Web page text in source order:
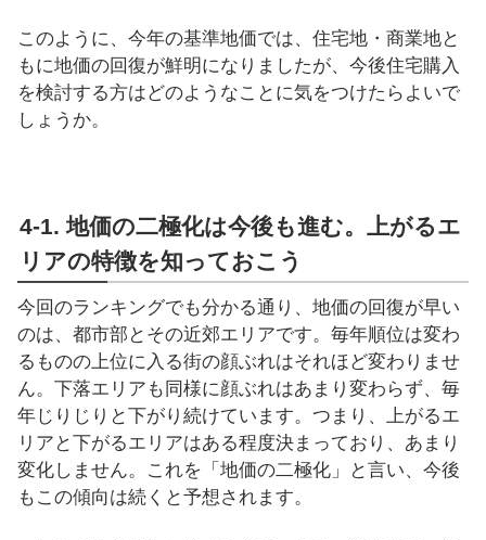
このように、今年の基準地価では、住宅地・商業地と
もに地価の回復が鮮明になりましたが、今後住宅購入
を検討する方はどのようなことに気をつけたらよいで
しょうか。
4-1. 地価の二極化は今後も進む。上がるエ
リアの特徴を知っておこう
今回のランキングでも分かる通り、地価の回復が早い
のは、都市部とその近郊エリアです。毎年順位は変わ
るものの上位に入る街の顔ぶれはそれほど変わりませ
ん。下落エリアも同様に顔ぶれはあまり変わらず、毎
年じりじりと下がり続けています。つまり、上がるエ
リアと下がるエリアはある程度決まっており、あまり
変化しません。これを「地価の二極化」と言い、今後
もこの傾向は続くと予想されます。